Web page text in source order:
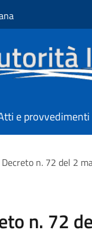
e provvedimenti
Decreto n. 72 del 2
n. 72